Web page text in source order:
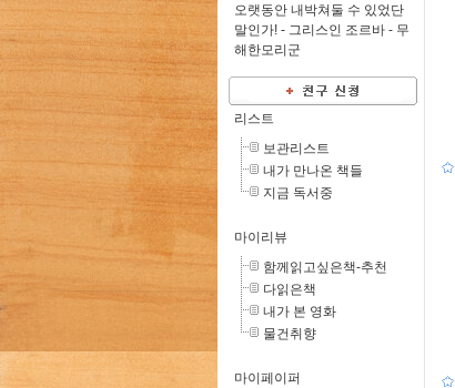
오랫동안 내박쳐둘 수 있었단
말인가! - 그리스인 조르바 - 무
해한모리군
리스트
보관리스트
내가 만나온 책들
지금 독서중
마이리뷰
함께읽고싶은책-추천
다읽은책
내가 본 영화
물건취향
마이페이퍼